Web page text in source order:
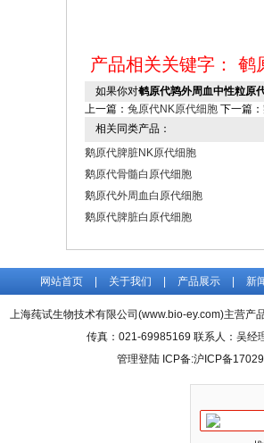
产品相关关键字： 鹌
如果你对鹌原代鹑外周血中性粒原
上一篇： 兔原代NK原代细胞 下一篇：
相关同类产品：
鹅原代脾脏NK原代细胞
鹅原代骨髓白原代细胞
鹅原代外周血白原代细胞
鹅原代脾脏白原代细胞
网站首页 关于我们 产品展示 新
上海莼试生物技术有限公司(www.bio-ey.com)主营产
传真：021-69985169 联系人：吴经
管理登陆 ICP备:沪ICP备